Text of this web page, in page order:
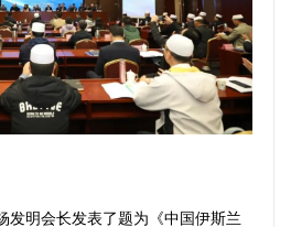
发明会长发表了题为《中国伊斯兰